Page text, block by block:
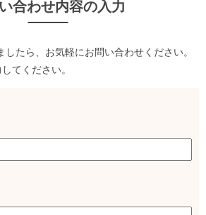
合わせ内容の入力
たら、お気軽にお問い合わせください。
てください。